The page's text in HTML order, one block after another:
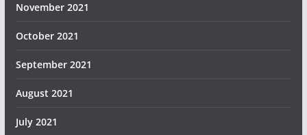
November 2021
October 2021
September 2021
August 2021
July 2021